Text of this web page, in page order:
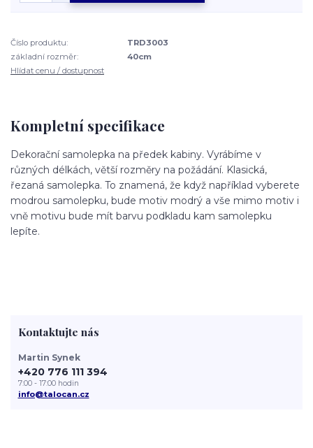
Číslo produktu:
TRD3003
základní rozměr:
40cm
Hlídat cenu / dostupnost
Kompletní specifikace
Dekorační samolepka na předek kabiny. Vyrábíme v
různých délkách, větší rozměry na požádání. Klasická,
řezaná samolepka. To znamená, že když například vyberete
modrou samolepku, bude motiv modrý a vše mimo motiv i
vně motivu bude mít barvu podkladu kam samolepku
lepíte.
Kontaktujte nás
Martin Synek
+420 776 111 394
7:00 - 17:00 hodin
info@talocan.cz